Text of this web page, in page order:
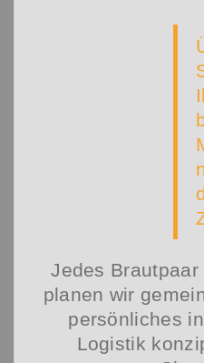
Jedes
planen wir
persönliches
Logistik